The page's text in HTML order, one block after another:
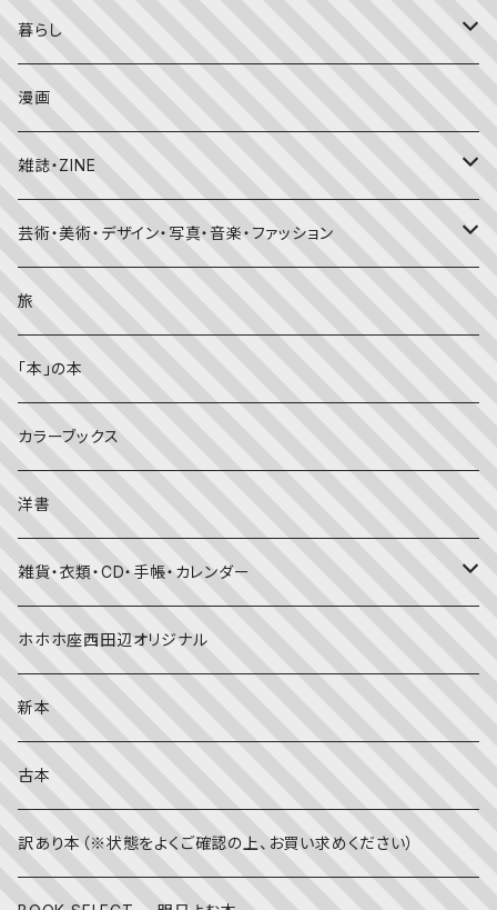
かがくのとも
昔話・民話
日本の昔話・民話
外国の昔話・民話
おばけ・妖怪・こわい絵本
のりもの絵本
知識の本・図鑑
理科
料理・食育
英語
しかけ絵本
児童書
大人の方に
季節・行事の絵本
春
夏
赤ちゃん（０・１・２歳向け）絵本
文字のない絵本
英語の絵本
写真絵本
エッセイ・日記
海外文学
暮らし
食・料理
住まい・インテリア
体・健康
趣味
ライフスタイル・生き方
子育て
漫画
雑誌・ZINE
雑誌
ZINE
芸術・美術・デザイン・写真・音楽・ファッション
美術・画集・図録
音楽
写真集
デザイン
ファッション
映画
伝統文化・技法
旅
「本」の本
カラーブックス
洋書
雑貨・衣類・CD・手帳・カレンダー
靴下
日記・手帳
CD
文房具
ホホホ座西田辺オリジナル
新本
古本
訳あり本（※状態をよくご確認の上、お買い求めください）